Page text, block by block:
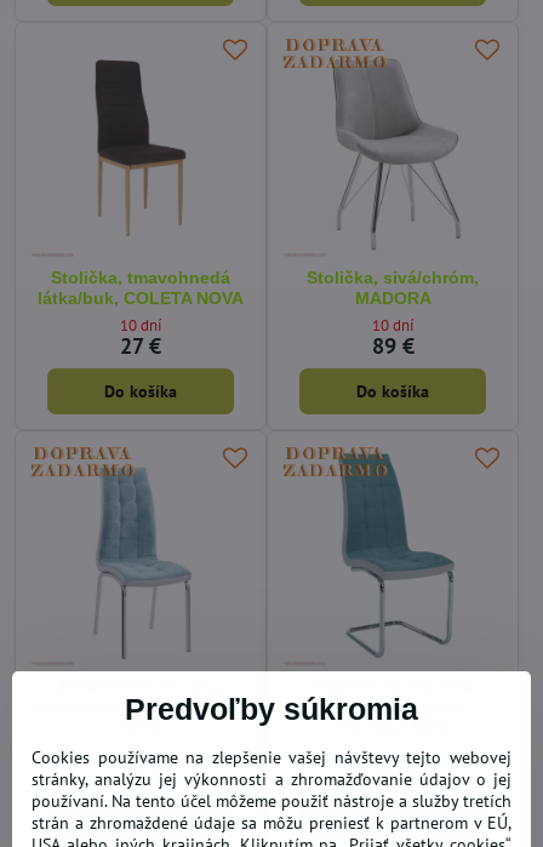
Stolička, tmavohnedá
látka/buk, COLETA NOVA
10 dní
27 €
Do košíka
Stolička, sivá/chróm,
MADORA
10 dní
89 €
Do košíka
mentolová/chróm, GERDA
10 dní
49 €
Do košíka
mentolová/chróm,
10 dní
55 €
Do košíka
Predvoľby súkromia
Cookies používame na zlepšenie vašej návštevy tejto webovej
stránky, analýzu jej výkonnosti a zhromažďovanie údajov o jej
používaní. Na tento účel môžeme použiť nástroje a služby tretích
strán a zhromaždené údaje sa môžu preniesť k partnerom v EÚ,